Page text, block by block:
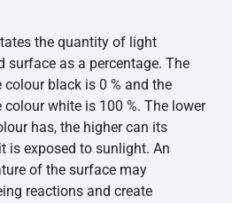
the quantity of light
surface as a percentage. The
black is 0 % and the
white is 100 %. The lower
has, the higher can its
is exposed to sunlight. An
of the surface may
reactions and create